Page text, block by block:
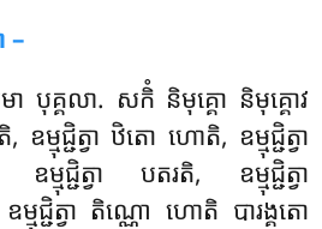
–
ា បុគ្គលា. សកិំ និមុគ្គោ និមុគ្គោវ
ឧម្មុជ្ជិត្វា ឋិតោ ហោតិ, ឧម្មុជ្ជិត្វា
មុជ្ជិត្វា បតរតិ, ឧម្មុជ្ជិត្វា
មុជ្ជិត្វា តិណ្ណោ ហោតិ បារង្គតោ